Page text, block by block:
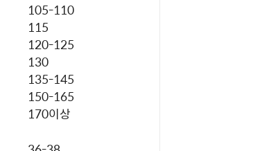
105-110
115
120-125
130
135-145
150-165
170이상